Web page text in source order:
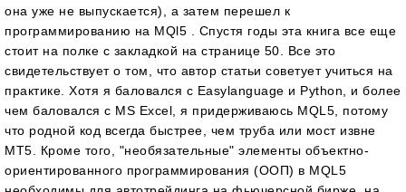
она уже не выпускается), а затем перешел к
программированию на MQl5 . Спустя годы эта книга все еще
стоит на полке с закладкой на странице 50. Все это
свидетельствует о том, что автор статьи советует учиться на
практике. Хотя я баловался с Easylanguage и Python, и более
чем баловался с MS Excel, я придерживаюсь MQL5, потому
что родной код всегда быстрее, чем труба или мост извне
MT5. Кроме того, "необязательные" элементы объектно-
ориентированного программирования (ООП) в MQL5